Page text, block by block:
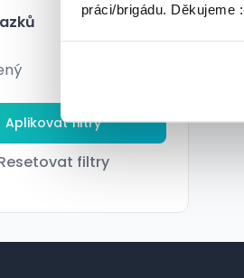
práci/brigádu. Děkujeme
filtry